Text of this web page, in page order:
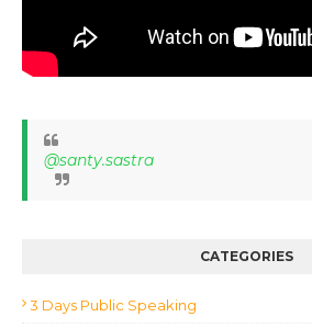
@santy.sastra
CATEGORIES
3 Days Public Speaking